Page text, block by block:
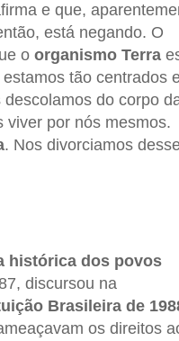
e que,
está negando. O
o organismo Terra
tão centrados
do corpo
viver por nós mesmos.
. Nos divorciamos
histórica dos povos
discursou na
Brasileira de
os direitos